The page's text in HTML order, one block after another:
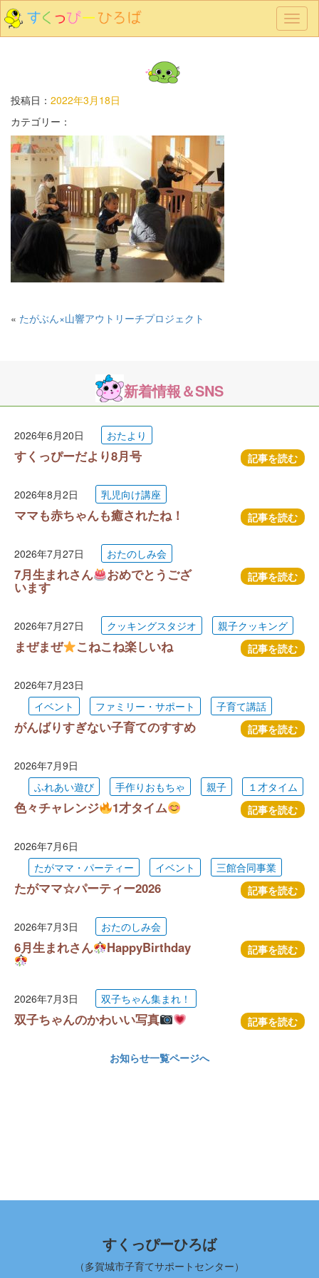
メ
ニ
投稿日： 2022年3月18日
カテゴリー：
« たがぶん×山響アウトリーチプロジェクト
新着情報＆SNS
2026年6月20日 おたより
すくっぴーだより8月号 記事を読む
2026年8月2日 乳児向け講座
ママも赤ちゃんも癒されたね！ 記事を読む
2026年7月27日 おたのしみ会
7月生まれさん おめでとうござ
います
記事を読む
2026年7月27日 クッキングスタジオ 親子クッキング
まぜまぜ こねこね楽しいね 記事を読む
2026年7月23日
イベント
ファミリー・サポート 子育て講話
がんばりすぎない子育てのすすめ 記事を読む
2026年7月9日
ふれあい遊び
手作りおもちゃ 親子 １才タイム
色々チャレンジ 1才タイム 記事を読む
2026年7月6日
たがママ・パーティー
イベント 三館合同事業
たがママ☆パーティー2026 記事を読む
2026年7月3日 おたのしみ会
6月生まれさん HappyBirthday 記事を読む
2026年7月3日 双子ちゃん集まれ！
双子ちゃんのかわいい写真 記事を読む
お知らせ一覧ページへ
すくっぴーひろば
（多賀城市子育てサポートセンター）